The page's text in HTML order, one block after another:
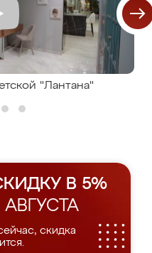
"Лантана"
В 5%
скидка